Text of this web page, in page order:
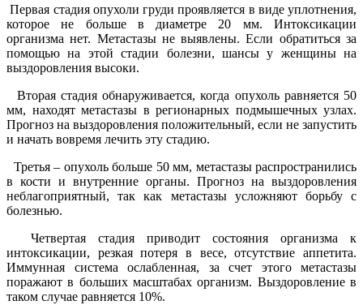
Первая стадия опухоли груди проявляется в виде уплотнения,
которое не больше в диаметре 20 мм. Интоксикации
организма нет. Метастазы не выявлены. Если обратиться за
помощью на этой стадии болезни, шансы у женщины на
выздоровления высоки.
Вторая стадия обнаруживается, когда опухоль равняется 50
мм, находят метастазы в регионарных подмышечных узлах.
Прогноз на выздоровления положительный, если не запустить
и начать вовремя лечить эту стадию.
Третья – опухоль больше 50 мм, метастазы распространились
в кости и внутренние органы. Прогноз на выздоровления
неблагоприятный, так как метастазы усложняют борьбу с
болезнью.
Четвертая стадия приводит состояния организма к
интоксикации, резкая потеря в весе, отсутствие аппетита.
Иммунная система ослабленная, за счет этого метастазы
поражают в больших масштабах организм. Выздоровление в
таком случае равняется 10%.